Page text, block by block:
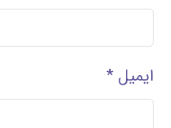
ایمیل*